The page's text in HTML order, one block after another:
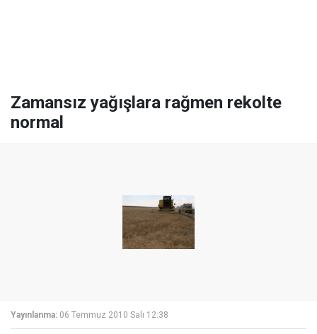
Zamansız yağışlara rağmen rekolte
normal
Yayınlanma: 06 Temmuz 2010 Salı 12:38